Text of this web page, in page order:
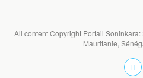
All content Copyright Portail
Mauritanie,